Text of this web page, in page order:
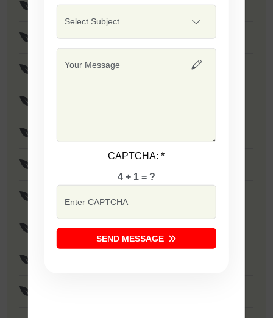
F1 - Sapna
F1 - SSB 701
F1 - Singham
F1 - Ujwala
CAPTCHA:*
4 + 1 = ?
SEND MESSAGE